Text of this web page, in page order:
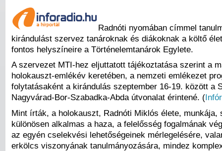
Radnóti nyomában címmel
kirándulást szervez tanároknak és diákoknak a költő
fontos helyszíneire a Történelemtanárok Egylete.
A szervezet MTI-hez eljuttatott tájékoztatása szerint a
holokauszt-emlékév keretében, a nemzeti emlékezet
folytatásaként a kirándulás szeptember 16-19. között a
Nagyvárad-Bor-Szabadka-Abda útvonalat érintené. (
Mint írták, a holokauszt, Radnóti Miklós élete, munkája,
különösen alkalmas a haza, a felelősség fogalmának
az egyén cselekvési lehetőségeinek mérlegelésére,
erkölcs viszonyának tanulmányozására, mindez